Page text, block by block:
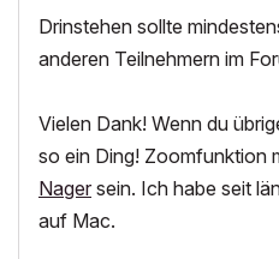
Drinstehen sollte
anderen Teilnehmern im
Vielen Dank! Wenn du
so ein Ding! Zoomfunktion
Nager sein. Ich habe seit
auf Mac.